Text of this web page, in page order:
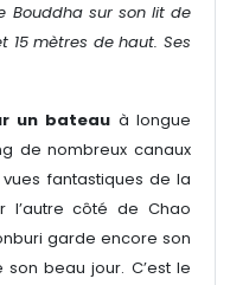
Bouddha sur son lit de
15 mètres de haut. Ses
un bateau à longue
de nombreux canaux
fantastiques de la
l’autre côté de Chao
garde encore son
beau jour. C’est le